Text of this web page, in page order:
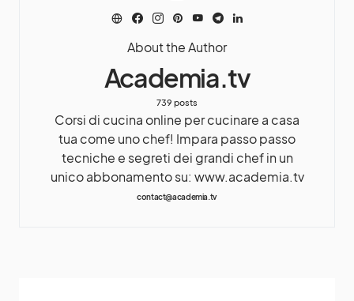
About the Author
Academia.tv
739 posts
Corsi di cucina online per cucinare a casa
tua come uno chef! Impara passo passo
tecniche e segreti dei grandi chef in un
unico abbonamento su: www.academia.tv
contact@academia.tv